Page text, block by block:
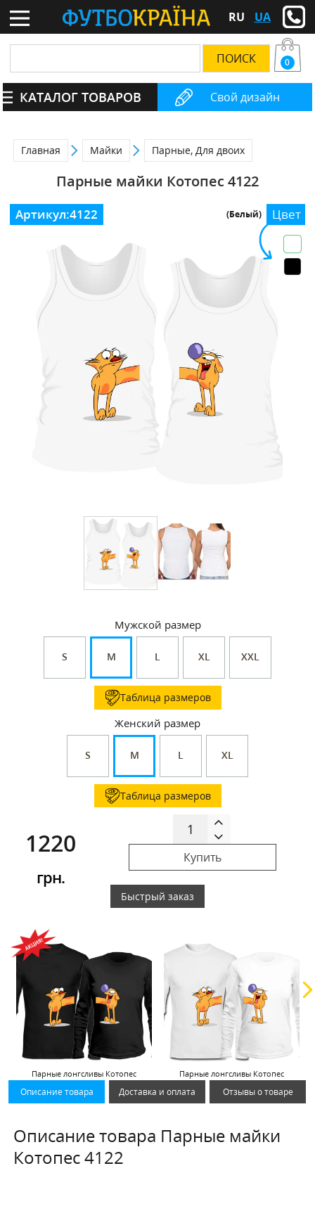
RU UA
Свой дизайн
0
КАТАЛОГ ТОВАРОВ
Главная Майки Парные, Для двоих
Парные майки Котопес 4122
Цвет
(Белый)
Мужской размер
S M L XL XXL
Таблица размеров
Женский размер
S M L XL
Таблица размеров
1220
грн.
Купить
Быстрый заказ
Артикул:4122
Парные лонгсливы Котопес Парные лонгсливы Котопес
Описание товара Доставка и оплата Отзывы о товаре
Описание товара Парные майки
Котопес 4122